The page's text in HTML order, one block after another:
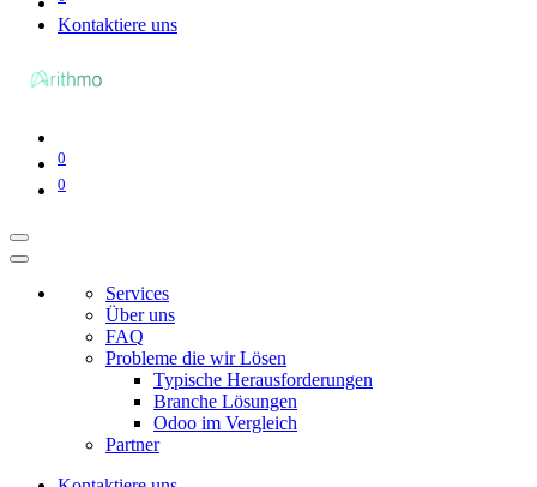
Kontaktiere uns
0
0
Services
Über uns
FAQ
Probleme die wir Lösen
Typische Herausforderungen
Branche Lösungen
Odoo im Vergleich
Partner